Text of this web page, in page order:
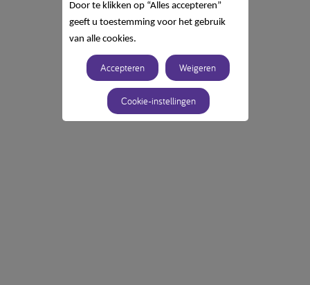
Door te klikken op “Alles accepteren”
geeft u toestemming voor het gebruik
van alle cookies.
Accepteren Weigeren
Cookie-instellingen